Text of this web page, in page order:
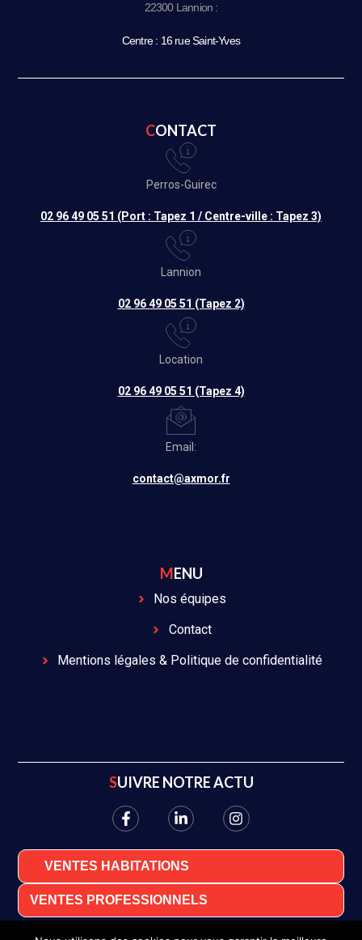
22300 Lannion :
Centre : 16 rue Saint-Yves
CONTACT
Perros-Guirec
02 96 49 05 51 (Port : Tapez 1 / Centre-ville : Tapez 3)
Lannion
02 96 49 05 51 (Tapez 2)
Location
02 96 49 05 51 (Tapez 4)
Email:
contact@axmor.fr
MENU
Nos équipes
Contact
Mentions légales & Politique de confidentialité
SUIVRE NOTRE ACTU
VENTES HABITATIONS
VENTES PROFESSIONNELS